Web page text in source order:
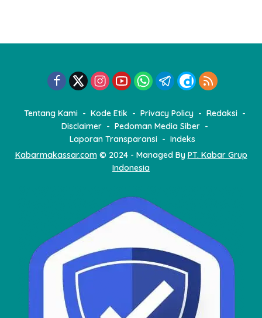
Tentang Kami Kode Etik Privacy Policy
Redaksi
Disclaimer
Pedoman Media Siber
Laporan Transparansi
Indeks
Kabarmakassar.com© 2024 - Managed By PT. Kabar Grup
Indonesia